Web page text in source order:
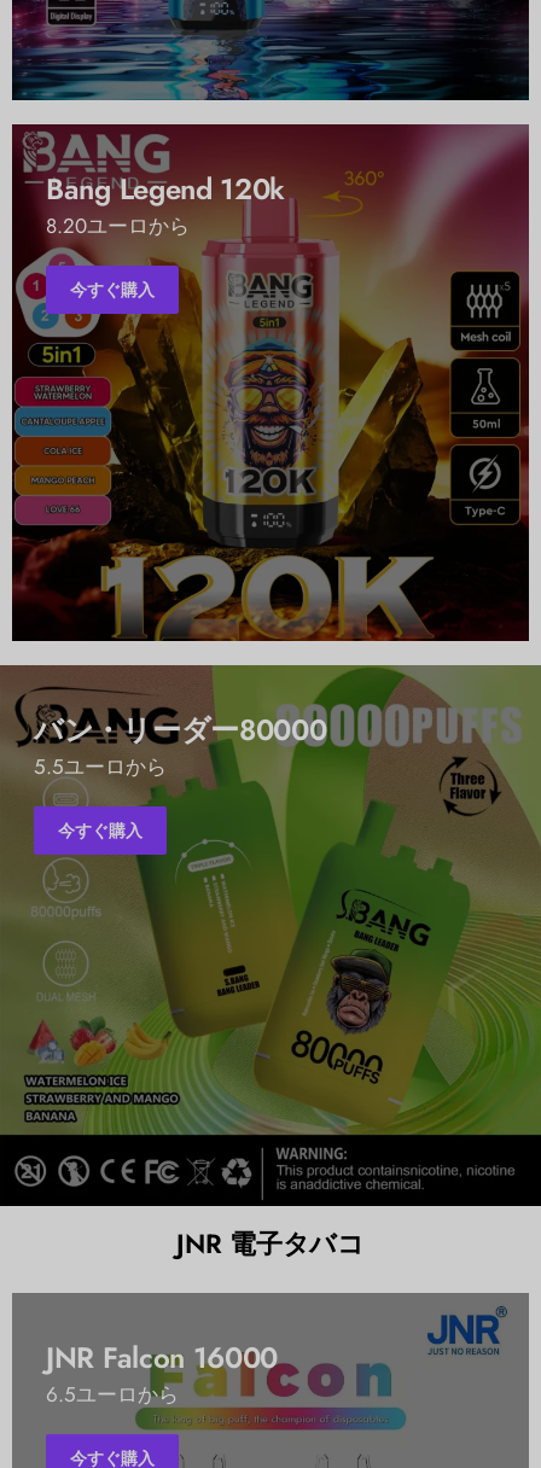
Bang Legend 120k
8.20ユーロから
今すぐ購入
バン・リーダー80000
5.5ユーロから
今すぐ購入
JNR 電子タバコ
JNR Falcon 16000
6.5ユーロから
今すぐ購入